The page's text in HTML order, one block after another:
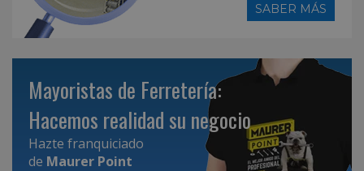
SABER MÁS
Mayoristas de Ferretería:
Hacemos realidad su negocio
Hazte franquiciado
de Maurer Point